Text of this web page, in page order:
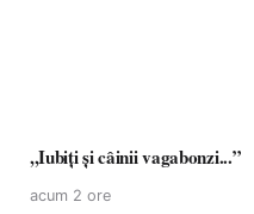
,,Iubiți și câinii vagabonzi...”
acum 2 ore